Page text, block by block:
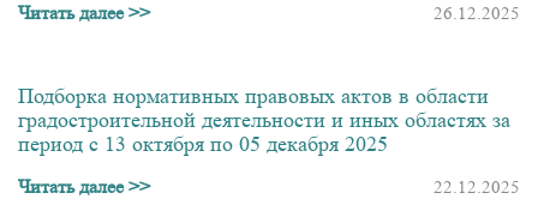
Читать далее >> 26.12.2025
Подборка нормативных правовых актов в области
градостроительной деятельности и иных областях за
период с 13 октября по 05 декабря 2025
Читать далее >> 22.12.2025